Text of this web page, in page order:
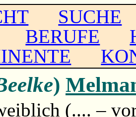
SUCHE
BERUFE
)
(.... –